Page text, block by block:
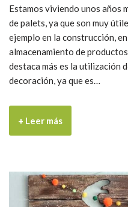
Estamos viviendo unos años
de palets, ya que son muy
ejemplo en la construcción,
almacenamiento de
destaca más es la utilización
decoración, ya que es…
+ Leer más